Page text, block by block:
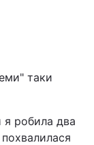
таки
я робила два